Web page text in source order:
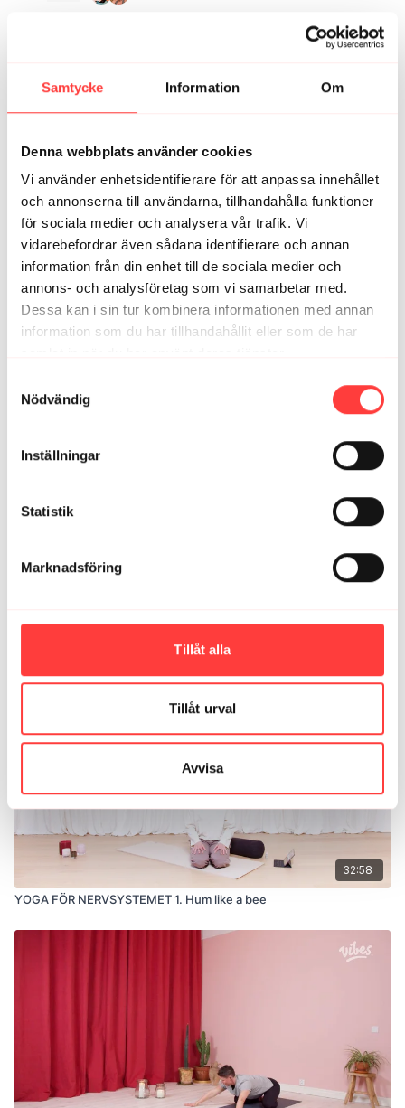
Samtycke Information Om
Denna webbplats använder cookies
Vi använder enhetsidentifierare för att anpassa innehållet
och annonserna till användarna, tillhandahålla funktioner
för sociala medier och analysera vår trafik. Vi
vidarebefordrar även sådana identifierare och annan
information från din enhet till de sociala medier och
annons- och analysföretag som vi samarbetar med.
Dessa kan i sin tur kombinera informationen med annan
information som du har tillhandahållit eller som de har
Nödvändig
Inställningar
Statistik
Marknadsföring
Tillåt alla
Tillåt urval
Avvisa
1
Idag fick jag tvinga min rastlösa & lite ångestfyllda
kropp att göra detta passet. Men jag gjorde det. Tack
för att ni finns och ger redskap att lugna ett stökigt
nervsystem!
Micaela K. juni 30
Superskönt & välbehövligt! 🙏
2
Relaterade videor
YOGA FÖR NERVSYSTEMET 3. Ta pendeln till lugn
32:58
YOGA FÖR NERVSYSTEMET 1. Hum like a bee